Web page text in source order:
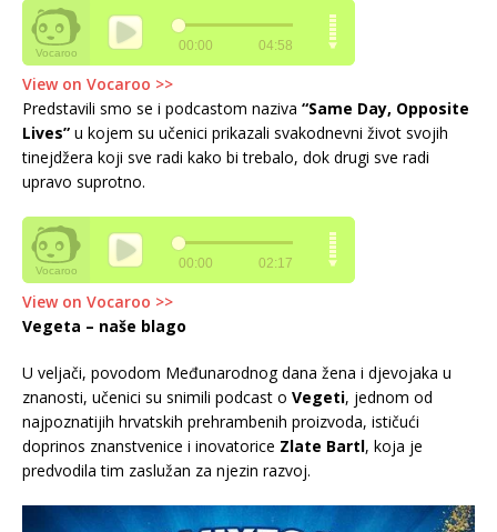
View on Vocaroo >>
Predstavili smo se i podcastom naziva “Same Day, Opposite
Lives” u kojem su učenici prikazali svakodnevni život svojih
tinejdžera koji sve radi kako bi trebalo, dok drugi sve radi
upravo suprotno.
View on Vocaroo >>
Vegeta – naše blago
U veljači, povodom Međunarodnog dana žena i djevojaka u
znanosti, učenici su snimili podcast o Vegeti, jednom od
najpoznatijih hrvatskih prehrambenih proizvoda, ističući
doprinos znanstvenice i inovatorice Zlate Bartl, koja je
predvodila tim zaslužan za njezin razvoj.